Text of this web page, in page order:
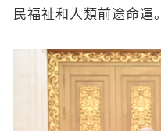
民福祉和人類前途命運。